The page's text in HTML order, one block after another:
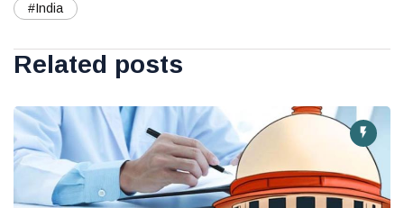
#India
Related posts